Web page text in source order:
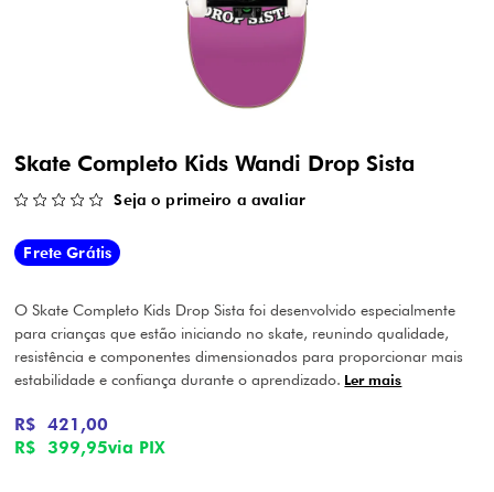
Skate Completo Kids Wandi Drop Sista
Seja o primeiro a avaliar
Frete Grátis
O Skate Completo Kids Drop Sista foi desenvolvido especialmente
para crianças que estão iniciando no skate, reunindo qualidade,
resistência e componentes dimensionados para proporcionar mais
estabilidade e confiança durante o aprendizado. Ler mais
R$ 399,95via PIX
R$ 421,00